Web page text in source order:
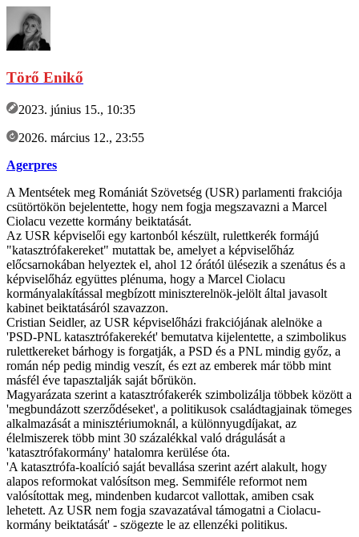
Törő Enikő
2023. június 15., 10:35
2026. március 12., 23:55
Agerpres
A Mentsétek meg Romániát Szövetség (USR) parlamenti frakciója
csütörtökön bejelentette, hogy nem fogja megszavazni a Marcel
Ciolacu vezette kormány beiktatását.
Az USR képviselői egy kartonból készült, rulettkerék formájú
"katasztrófakereket" mutattak be, amelyet a képviselőház
előcsarnokában helyeztek el, ahol 12 órától ülésezik a szenátus és a
képviselőház együttes plénuma, hogy a Marcel Ciolacu
kormányalakítással megbízott miniszterelnök-jelölt által javasolt
kabinet beiktatásáról szavazzon.
Cristian Seidler, az USR képviselőházi frakciójának alelnöke a
'PSD-PNL katasztrófakerekét' bemutatva kijelentette, a szimbolikus
rulettkereket bárhogy is forgatják, a PSD és a PNL mindig győz, a
román nép pedig mindig veszít, és ezt az emberek már több mint
másfél éve tapasztalják saját bőrükön.
Magyarázata szerint a katasztrófakerék szimbolizálja többek között a
'megbundázott szerződéseket', a politikusok családtagjainak tömeges
alkalmazását a minisztériumoknál, a különnyugdíjakat, az
élelmiszerek több mint 30 százalékkal való drágulását a
'katasztrófakormány' hatalomra kerülése óta.
'A katasztrófa-koalíció saját bevallása szerint azért alakult, hogy
alapos reformokat valósítson meg. Semmiféle reformot nem
valósítottak meg, mindenben kudarcot vallottak, amiben csak
lehetett. Az USR nem fogja szavazatával támogatni a Ciolacu-
kormány beiktatását' - szögezte le az ellenzéki politikus.